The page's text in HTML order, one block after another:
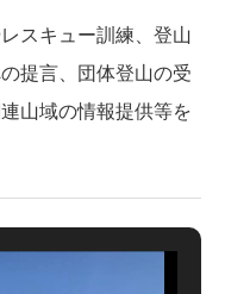
スキュー訓練、登山
提言、団体登山の受
山域の情報提供等を